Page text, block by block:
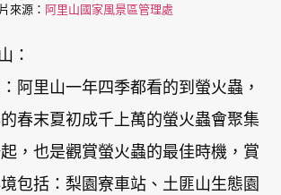
來源： 阿里山國家風景區管理處
：
阿里山一年四季都看的到螢火蟲，
春末夏初成千上萬的螢火蟲會聚集
，也是觀賞螢火蟲的最佳時機，賞
包括：梨園寮車站、土匪山生態園